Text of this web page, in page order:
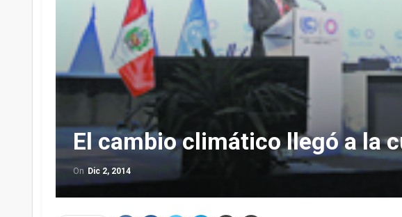
El cambio climático llegó a la
On Dic 2, 2014